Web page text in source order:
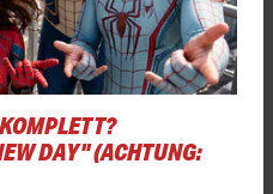
DAY" (ACHTUNG: